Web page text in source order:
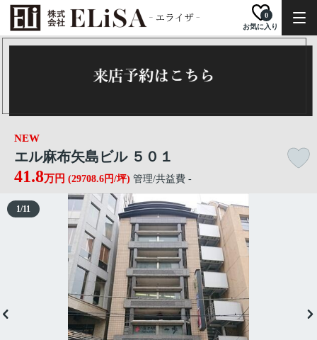
お気に入り
0
NEW
エル麻布矢島ビル ５０１
41.8万円 (29708.6円/坪) 管理/共益費 -
1/11